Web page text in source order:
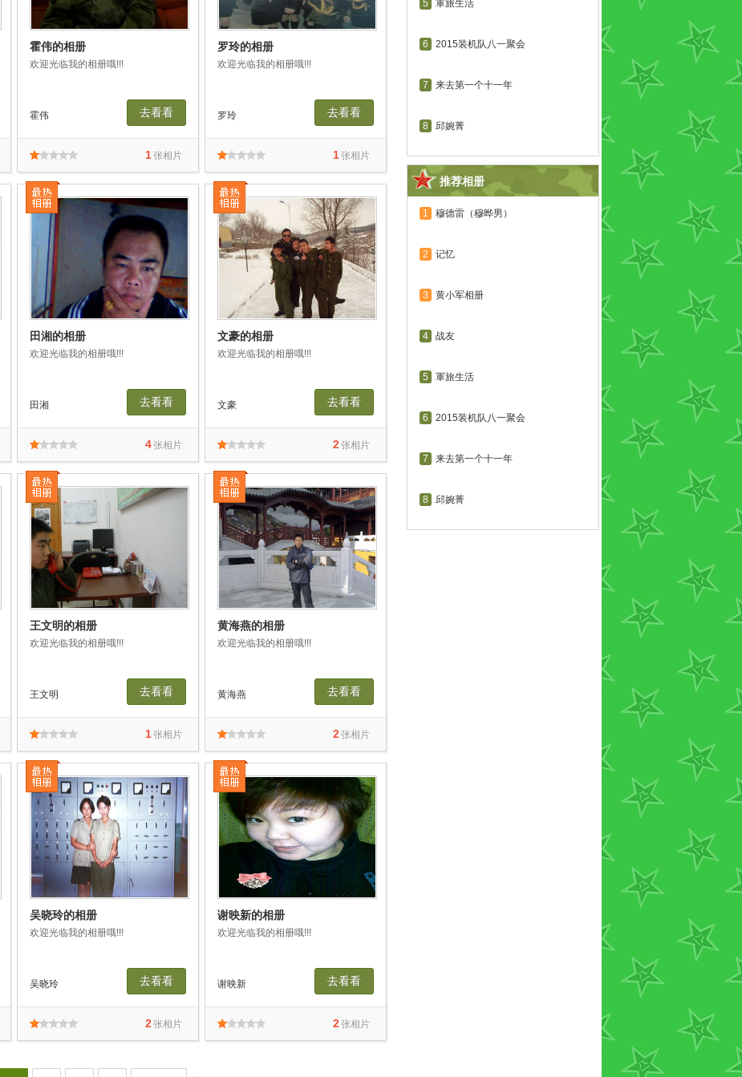
霍伟的相册
欢迎光临我的相册哦!!!
去看看
霍伟
1张相片
罗玲的相册
欢迎光临我的相册哦!!!
去看看
罗玲
1张相片
田湘的相册
欢迎光临我的相册哦!!!
去看看
田湘
4张相片
文豪的相册
欢迎光临我的相册哦!!!
去看看
文豪
2张相片
王文明的相册
欢迎光临我的相册哦!!!
去看看
王文明
1张相片
黄海燕的相册
欢迎光临我的相册哦!!!
去看看
黄海燕
2张相片
吴晓玲的相册
欢迎光临我的相册哦!!!
去看看
吴晓玲
2张相片
谢映新的相册
欢迎光临我的相册哦!!!
去看看
谢映新
2张相片
5 軍旅生活
6 2015装机队八一聚会
7 来去第一个十一年
8 邱婉菁
推荐相册
1 穆德雷（穆晔男）
2 记忆
3 黄小军相册
4 战友
5 軍旅生活
6 2015装机队八一聚会
7 来去第一个十一年
8 邱婉菁